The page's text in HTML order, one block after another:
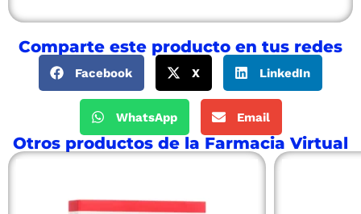
Comparte este producto en tus redes
Facebook X LinkedIn
WhatsApp Email
Otros productos de la Farmacia Virtual